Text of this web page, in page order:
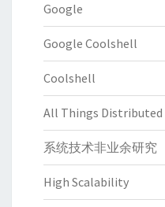
Google
Google Coolshell
Coolshell
All Things Distributed
系统技术非业余研究
High Scalability